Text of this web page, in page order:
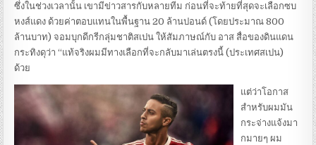
ซึ่งในช่วงเวลานั้น เขามีข่าวสารกับหลายทีม ก่อนที่จะท้ายที่สุดจะเลือกซบ
หงส์แดง ด้วยค่าตอบแทนในพื้นฐาน 20 ล้านปอนด์ (โดยประมาณ 800
ล้านบาท) จอมบุกดีกรีกลุ่มชาติสเปน ให้สัมภาษณ์กับ อาส สื่อของดินแดน
กระทิงดุว่า “แท้จริงผมมีทางเลือกที่จะกลับมาเล่นตรงนี้ (ประเทศสเปน)
ด้วย
แต่ว่าโอกาส
สำหรับผมมัน
กระจ่างแจ้งมา
กมายๆ ผม